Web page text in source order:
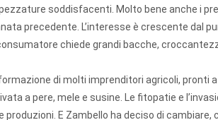
soddisfacenti. Molto bene anche i
precedente. L’interesse è crescente dal
chiede grandi bacche,
di molti imprenditori agricoli, pronti
a pere, mele e susine. Le fitopatie e
E Zambello ha deciso di cambiare,